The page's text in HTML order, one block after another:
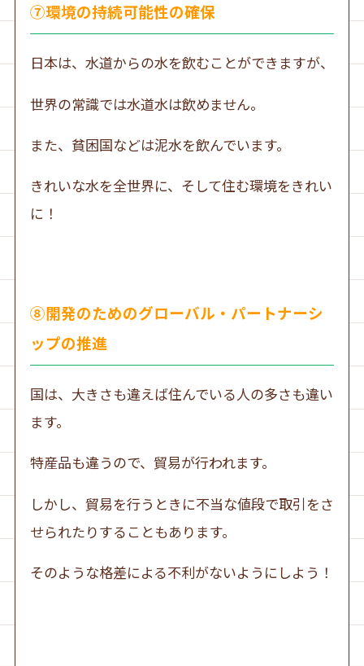
⑦環境の持続可能性の確保
日本は、水道からの水を飲むことができますが、
世界の常識では水道水は飲めません。
また、貧困国などは泥水を飲んでいます。
きれいな水を全世界に、そして住む環境をきれい
に！
⑧開発のためのグローバル・パートナーシ
ップの推進
国は、大きさも違えば住んでいる人の多さも違い
ます。
特産品も違うので、貿易が行われます。
しかし、貿易を行うときに不当な値段で取引をさ
せられたりすることもあります。
そのような格差による不利がないようにしよう！